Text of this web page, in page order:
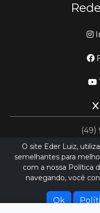
(49)
Hospedado
O site Eder Luiz,
semelhantes para
com a nossa Política
navegando, você
Ok